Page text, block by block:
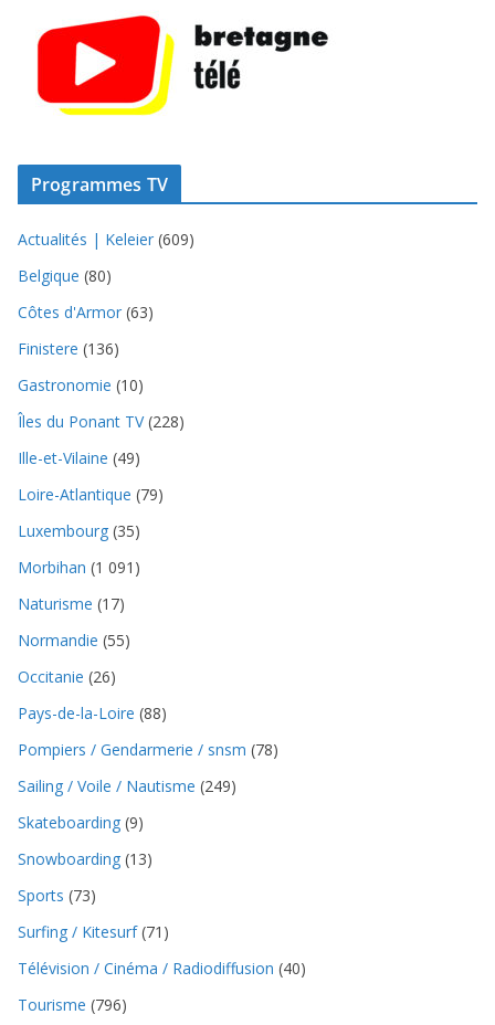
Programmes TV
Actualités | Keleier (609)
Belgique (80)
Côtes d'Armor (63)
Finistere (136)
Gastronomie (10)
Îles du Ponant TV(228)
Ille-et-Vilaine (49)
Loire-Atlantique (79)
Luxembourg (35)
Morbihan (1 091)
Naturisme (17)
Normandie (55)
Occitanie (26)
Pays-de-la-Loire (88)
Pompiers / Gendarmerie / snsm (78)
Sailing / Voile / Nautisme (249)
Skateboarding (9)
Snowboarding (13)
Sports (73)
Surfing / Kitesurf (71)
Télévision / Cinéma / Radiodiffusion (40)
Tourisme (796)